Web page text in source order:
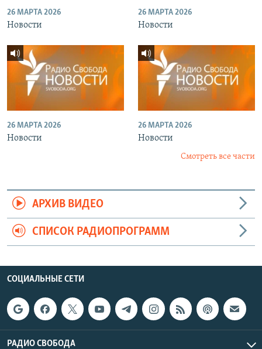
26 МАРТА 2026
Новости
26 МАРТА 2026
Новости
26 МАРТА 2026
Новости
26 МАРТА 2026
Новости
Смотреть все части
АРХИВ ВИДЕО
СПИСОК РАДИОПРОГРАММ
СОЦИАЛЬНЫЕ СЕТИ
РАДИО СВОБОДА